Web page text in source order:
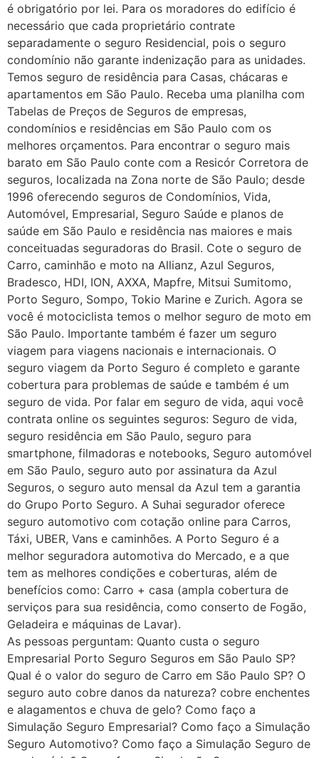
é obrigatório por lei. Para os moradores do edifício é
necessário que cada proprietário contrate
separadamente o seguro Residencial, pois o seguro
condomínio não garante indenização para as unidades.
Temos seguro de residência para Casas, chácaras e
apartamentos em São Paulo. Receba uma planilha com
Tabelas de Preços de Seguros de empresas,
condomínios e residências em São Paulo com os
melhores orçamentos. Para encontrar o seguro mais
barato em São Paulo conte com a Resicór Corretora de
seguros, localizada na Zona norte de São Paulo; desde
1996 oferecendo seguros de Condomínios, Vida,
Automóvel, Empresarial, Seguro Saúde e planos de
saúde em São Paulo e residência nas maiores e mais
conceituadas seguradoras do Brasil. Cote o seguro de
Carro, caminhão e moto na Allianz, Azul Seguros,
Bradesco, HDI, ION, AXXA, Mapfre, Mitsui Sumitomo,
Porto Seguro, Sompo, Tokio Marine e Zurich. Agora se
você é motociclista temos o melhor seguro de moto em
São Paulo. Importante também é fazer um seguro
viagem para viagens nacionais e internacionais. O
seguro viagem da Porto Seguro é completo e garante
cobertura para problemas de saúde e também é um
seguro de vida. Por falar em seguro de vida, aqui você
contrata online os seguintes seguros: Seguro de vida,
seguro residência em São Paulo, seguro para
smartphone, filmadoras e notebooks, Seguro automóvel
em São Paulo, seguro auto por assinatura da Azul
Seguros, o seguro auto mensal da Azul tem a garantia
do Grupo Porto Seguro. A Suhai segurador oferece
seguro automotivo com cotação online para Carros,
Táxi, UBER, Vans e caminhões. A Porto Seguro é a
melhor seguradora automotiva do Mercado, e a que
tem as melhores condições e coberturas, além de
benefícios como: Carro + casa (ampla cobertura de
serviços para sua residência, como conserto de Fogão,
Geladeira e máquinas de Lavar).
As pessoas perguntam: Quanto custa o seguro
Empresarial Porto Seguro Seguros em São Paulo SP?
Qual é o valor do seguro de Carro em São Paulo SP? O
seguro auto cobre danos da natureza? cobre enchentes
e alagamentos e chuva de gelo? Como faço a
Simulação Seguro Empresarial? Como faço a Simulação
Seguro Automotivo? Como faço a Simulação Seguro de